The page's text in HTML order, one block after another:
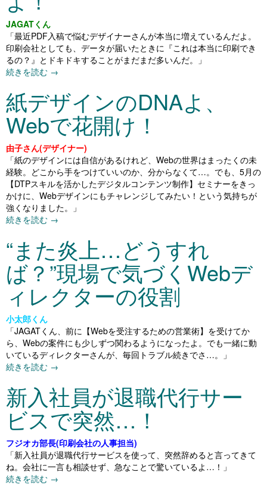
JAGATくん
「最近PDF入稿で悩むデザイナーさんが本当に増えているんだよ。
印刷会社としても、データが届いたときに『これは本当に印刷でき
るの？』とドキドキすることがまだまだ多いんだ。」
続きを読む →
紙デザインのDNAよ、
Webで花開け！
由子さん(デザイナー)
「紙のデザインには自信があるけれど、Webの世界はまったくの未
経験。どこから手をつけていいのか、分からなくて…。でも、5月の
【DTPスキルを活かしたデジタルコンテンツ制作】セミナーをきっ
かけに、Webデザインにもチャレンジしてみたい！という気持ちが
強くなりました。」
続きを読む →
“また炎上…どうすれ
ば？”現場で気づくWebデ
ィレクターの役割
小太郎くん
「JAGATくん、前に【Webを受注するための営業術】を受けてか
ら、Webの案件にも少しずつ関わるようになったよ。でも一緒に動
いているディレクターさんが、毎回トラブル続きでさ…。」
続きを読む →
新入社員が退職代行サー
ビスで突然…！
フジオカ部長(印刷会社の人事担当)
「新入社員が退職代行サービスを使って、突然辞めると言ってきて
ね。会社に一言も相談せず、急なことで驚いているよ…！」
続きを読む →